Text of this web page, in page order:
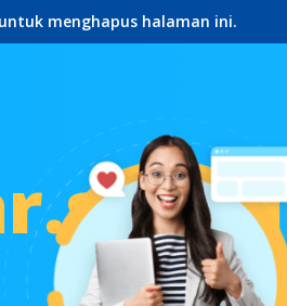
menghapus halaman ini.